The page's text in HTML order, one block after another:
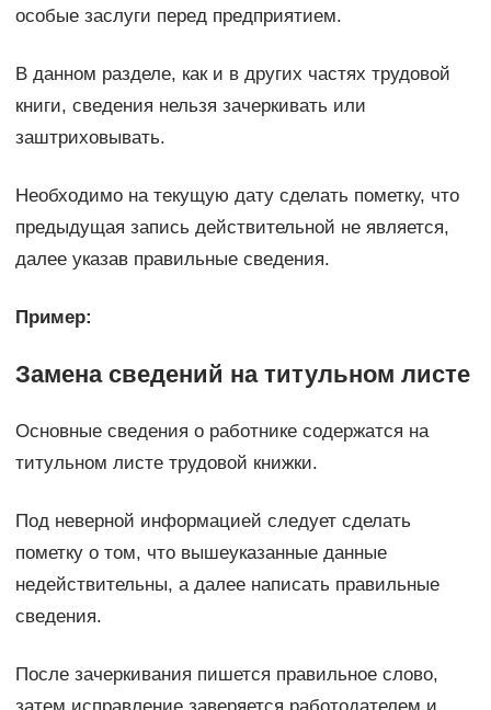
особые заслуги перед предприятием.
В данном разделе, как и в других частях трудовой
книги, сведения нельзя зачеркивать или
заштриховывать.
Необходимо на текущую дату сделать пометку, что
предыдущая запись действительной не является,
далее указав правильные сведения.
Пример:
Замена сведений на титульном листе
Основные сведения о работнике содержатся на
титульном листе трудовой книжки.
Под неверной информацией следует сделать
пометку о том, что вышеуказанные данные
недействительны, а далее написать правильные
сведения.
После зачеркивания пишется правильное слово,